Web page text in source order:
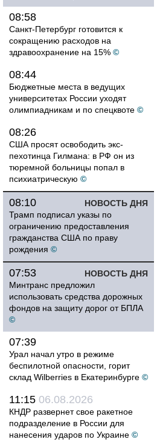
08:58
Санкт-Петербург готовится к
сокращению расходов на
здравоохранение на 15% ©
08:44
Бюджетные места в ведущих
университетах России уходят
олимпиадникам и по спецквоте ©
08:26
США просят освободить экс-
пехотинца Гилмана: в РФ он из
тюремной больницы попал в
психиатрическую ©
НОВОСТЬ ДНЯ
08:10
Трамп подписал указы по
ограничению предоставления
гражданства США по праву
рождения ©
НОВОСТЬ ДНЯ
07:53
Минтранс предложил
использовать средства дорожных
фондов на защиту дорог от БПЛА
©
07:39
Урал начал утро в режиме
беспилотной опасности, горит
склад Wilberries в Екатеринбурге ©
11:15 06.08.2026
КНДР развернет свое ракетное
подразделение в России для
нанесения ударов по Украине ©